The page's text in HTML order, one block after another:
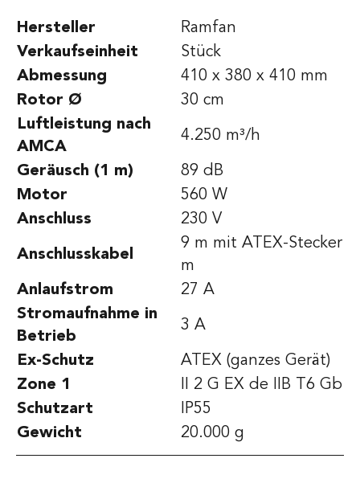
Hersteller
Ramfan
Verkaufseinheit
Stück
Abmessung
410 x 380 x 410 mm
Rotor Ø
30 cm
Luftleistung nach
AMCA
4.250 m³/h
Geräusch (1 m)
89 dB
Motor
560 W
Anschluss
230 V
Anschlusskabel
9 m mit ATEX-Stecker
m
Anlaufstrom
27 A
Stromaufnahme in
Betrieb
3 A
Ex-Schutz
ATEX (ganzes Gerät)
Zone 1
II 2 G EX de IIB T6 Gb
Schutzart
IP55
Gewicht
20.000 g